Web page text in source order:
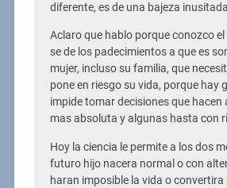
diferente, es de una bajeza
Aclaro que hablo porque conozco el
se de los padecimientos a que es
mujer, incluso su familia, que
pone en riesgo su vida, porque hay
impide tomar decisiones que hacen
mas absoluta y algunas hasta con
Hoy la ciencia le permite a los dos
futuro hijo nacera normal o con
haran imposible la vida o convertira